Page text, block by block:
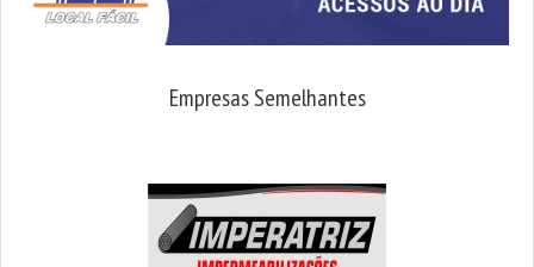
Empresas Semelhantes